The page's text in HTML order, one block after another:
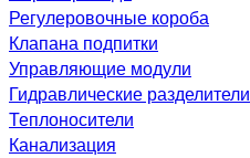
Регулеровочные короба
Клапана подпитки
Управляющие модули
Гидравлические разделители
Теплоносители
Канализация